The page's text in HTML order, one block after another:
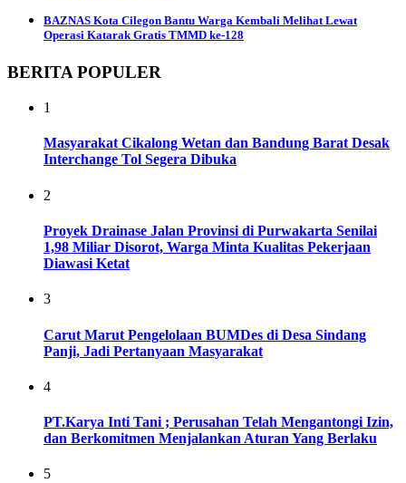
BAZNAS Kota Cilegon Bantu Warga Kembali Melihat Lewat
Operasi Katarak Gratis TMMD ke-128
BERITA POPULER
1
Masyarakat Cikalong Wetan dan Bandung Barat Desak
Interchange Tol Segera Dibuka
2
Proyek Drainase Jalan Provinsi di Purwakarta Senilai
1,98 Miliar Disorot, Warga Minta Kualitas Pekerjaan
Diawasi Ketat
3
Carut Marut Pengelolaan BUMDes di Desa Sindang
Panji, Jadi Pertanyaan Masyarakat
4
PT.Karya Inti Tani ; Perusahan Telah Mengantongi Izin,
dan Berkomitmen Menjalankan Aturan Yang Berlaku
5